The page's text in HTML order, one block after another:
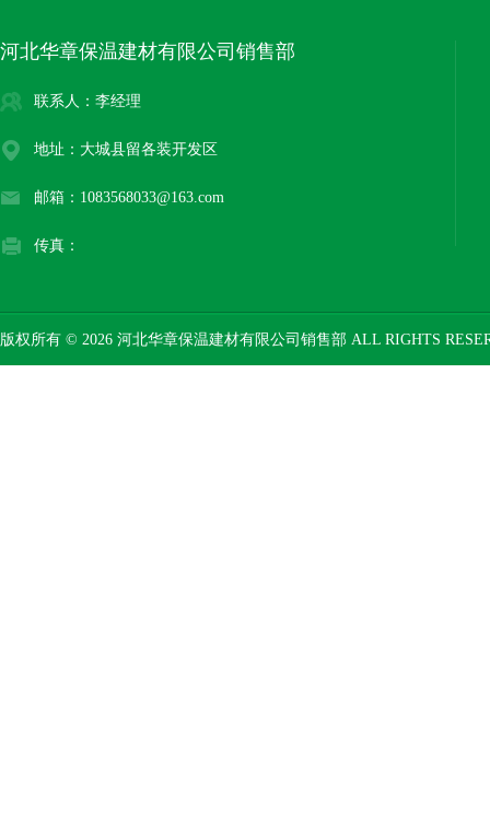
河北华章保温建材有限公司销售部
联系人：李经理
地址：大城县留各装开发区
邮箱：1083568033@163.com
传真：
版权所有 © 2026 河北华章保温建材有限公司销售部 ALL RIGHTS